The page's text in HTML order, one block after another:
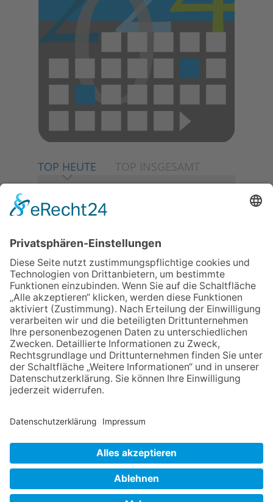
TOP HEUTE TOP INSGESAMT
06.08.2026
Baustellenführung führt auch in
die Zukunft der Stadt
Königstein
06.08.2026
Klinikforum zum Thema
Karpaltunnelsyndrom
06.08.2026
Gewinnspiel zum Start ins
Schuljahr
06.08.2026
„Rock auf der Burg“ lässt
Königstein beben
NACH OBEN
Datenschutz Netiquette